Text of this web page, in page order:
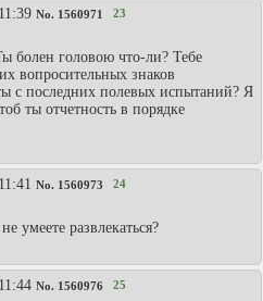
No. 1560971 23
болен головою что-ли? Тебе
вопросительных знаков
с последних полевых испытаний? Я
ты отчетность в порядке
No. 1560973 24
умеете развлекаться?
No. 1560976 25